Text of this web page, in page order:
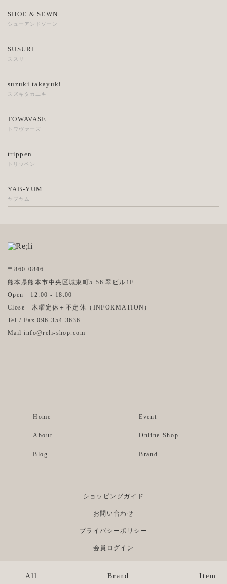
All Brand Item
SHOE & SEWN
シューアンドソーン
SUSURI
ススリ
suzuki takayuki
スズキタカユキ
TOWAVASE
トワヴァーズ
trippen
トリッペン
YAB-YUM
ヤブヤム
〒860-0846
熊本県熊本市中央区城東町5-56 翠ビル1F
Open 12:00 - 18:00
Close 木曜定休＋不定休（ INFORMATION ）
Tel / Fax 096-354-3636
Mail info@reli-shop.com
Home
About
Blog
Event
Online Shop
Brand
ショッピングガイド
お問い合わせ
プライバシーポリシー
会員ログイン
©Re;li. ALL RIGHTS RESERVED.